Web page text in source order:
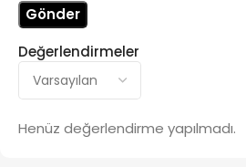
Değerlendirmeler
Henüz değerlendirme yapılmadı.